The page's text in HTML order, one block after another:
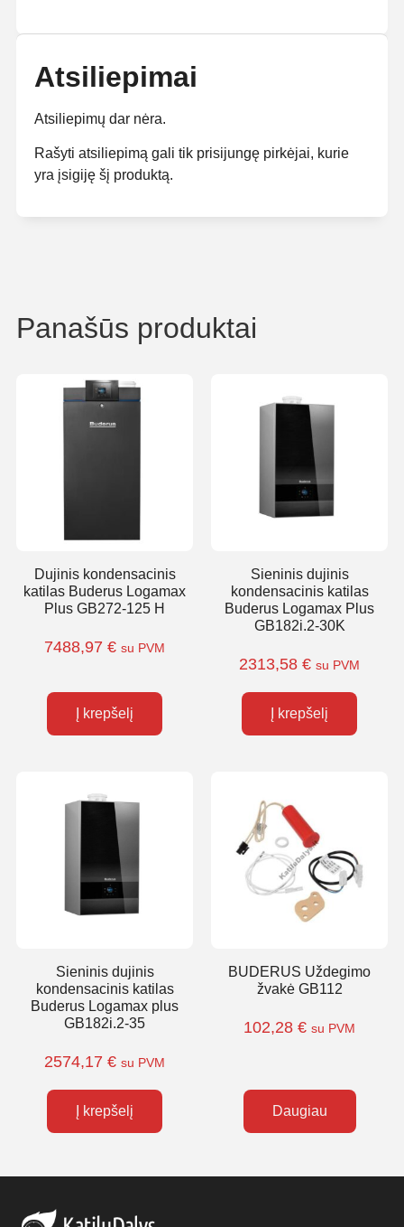
Atsiliepimai
Atsiliepimų dar nėra.
Rašyti atsiliepimą gali tik prisijungę pirkėjai, kurie
yra įsigiję šį produktą.
Panašūs produktai
Dujinis kondensacinis
katilas Buderus Logamax
Plus GB272-125 H
7488,97 € su PVM
Į krepšelį
Sieninis dujinis
kondensacinis katilas
Buderus Logamax Plus
GB182i.2-30K
2313,58 € su PVM
Į krepšelį
Sieninis dujinis
kondensacinis katilas
Buderus Logamax plus
GB182i.2-35
2574,17 € su PVM
Į krepšelį
BUDERUS Uždegimo
žvakė GB112
102,28 € su PVM
Daugiau